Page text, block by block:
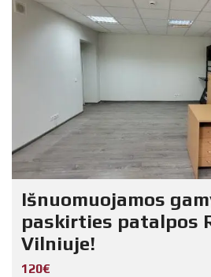
Išnuomuojamos
paskirties patalpos
Vilniuje!
120€